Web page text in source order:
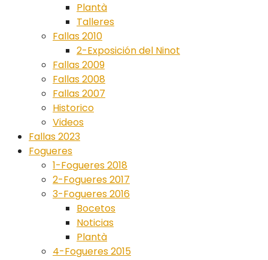
Plantà
Talleres
Fallas 2010
2-Exposición del Ninot
Fallas 2009
Fallas 2008
Fallas 2007
Historico
Videos
Fallas 2023
Fogueres
1-Fogueres 2018
2-Fogueres 2017
3-Fogueres 2016
Bocetos
Noticias
Plantà
4-Fogueres 2015